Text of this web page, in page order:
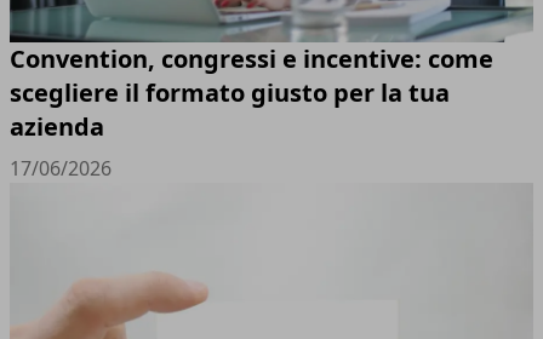
Convention, congressi e incentive: come
scegliere il formato giusto per la tua
azienda
17/06/2026